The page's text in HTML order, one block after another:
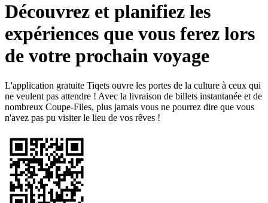
Découvrez et planifiez les
expériences que vous ferez lors
de votre prochain voyage
L'application gratuite Tiqets ouvre les portes de la culture à ceux qui
ne veulent pas attendre ! Avec la livraison de billets instantanée et de
nombreux Coupe-Files, plus jamais vous ne pourrez dire que vous
n'avez pas pu visiter le lieu de vos rêves !